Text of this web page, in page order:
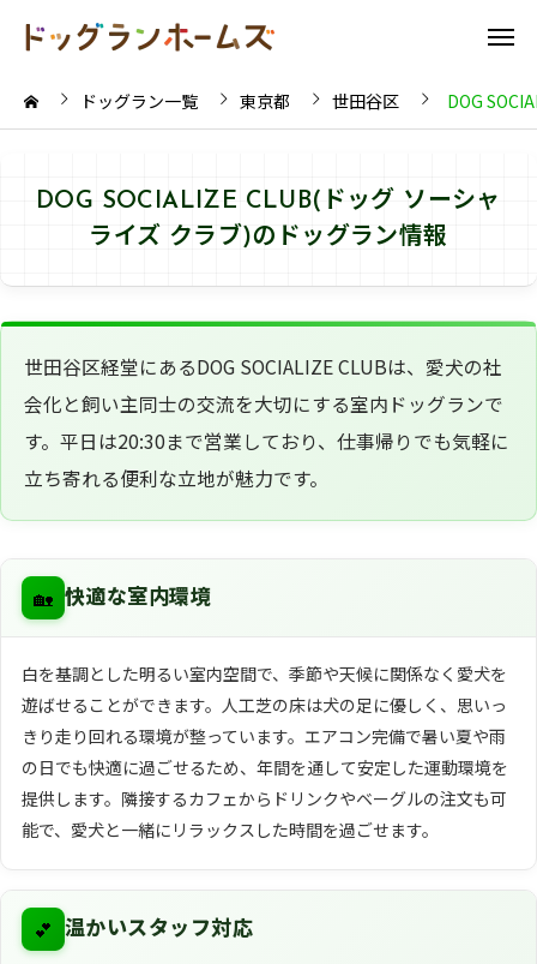
ドッグラン一覧 東京都 世田谷区 DOG
DOG SOCIALIZE CLUB(ドッグ ソーシャ
ライズ クラブ)のドッグラン情報
世田谷区経堂にあるDOG SOCIALIZE CLUBは、愛犬の社
会化と飼い主同士の交流を大切にする室内ドッグランで
す。平日は20:30まで営業しており、仕事帰りでも気軽に
立ち寄れる便利な立地が魅力です。
🏡 快適な室内環境
白を基調とした明るい室内空間で、季節や天候に関係なく愛犬を
遊ばせることができます。人工芝の床は犬の足に優しく、思いっ
きり走り回れる環境が整っています。エアコン完備で暑い夏や雨
の日でも快適に過ごせるため、年間を通して安定した運動環境を
提供します。隣接するカフェからドリンクやベーグルの注文も可
能で、愛犬と一緒にリラックスした時間を過ごせます。
💕 温かいスタッフ対応